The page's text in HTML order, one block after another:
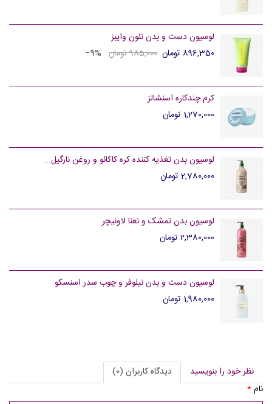
لوسیون دست و بدن نئون وایبز
896,350 تومان
985,000 تومان ‎−9%
کرم چندکاره اسنشالز
1,270,000 تومان
لوسیون بدن تغذیه کننده کره کاکائو و روغن نارگیل...
2,780,000 تومان
لوسیون بدن تمشک و نعنا لاونیچر
2,380,000 تومان
لوسیون دست و بدن نیلوفر و چوب سدر اسنسکو
1,980,000 تومان
نظر خود را بنویسید
دیدگاه کاربران (0)
نام*